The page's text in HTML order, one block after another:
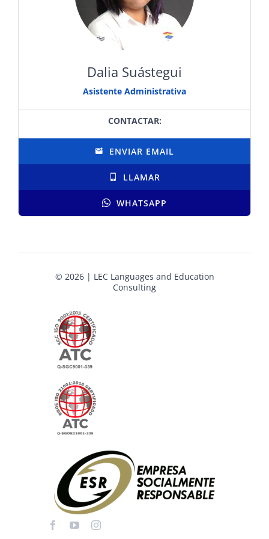
Dalia Suástegui
Asistente Administrativa
CONTACTAR:
ENVIAR EMAIL
LLAMAR
WHATSAPP
© 2026 | LEC Languages and Education
Consulting